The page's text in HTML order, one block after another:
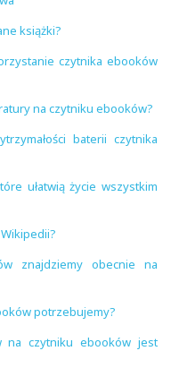
książki?
czytnika ebooków
na czytniku ebooków?
baterii czytnika
ułatwią życie wszystkim
znajdziemy obecnie na
potrzebujemy?
na czytniku ebooków jest